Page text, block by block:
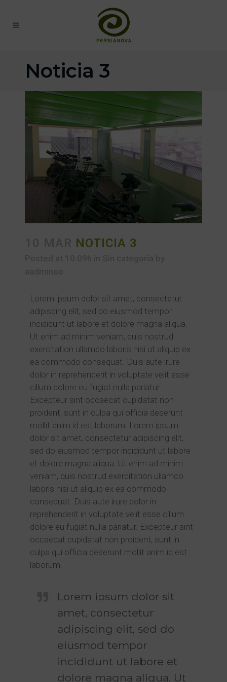
Noticia 3
NOTICIA 3
Lorem ipsum dolor sit amet, consectetur
adipiscing elit, sed do eiusmod tempor
incididunt ut labore et dolore magna aliqua.
Ut enim ad minim veniam, quis nostrud
exercitation ullamco laboris nisi ut aliquip ex
ea commodo consequat. Duis aute irure
dolor in reprehenderit in voluptate velit esse
cillum dolore eu fugiat nulla pariatur.
Excepteur sint occaecat cupidatat non
proident, sunt in culpa qui officia deserunt
mollit anim id est laborum. Lorem ipsum
dolor sit amet, consectetur adipiscing elit,
sed do eiusmod tempor incididunt ut labore
et dolore magna aliqua. Ut enim ad minim
veniam, quis nostrud exercitation ullamco
laboris nisi ut aliquip ex ea commodo
consequat. Duis aute irure dolor in
reprehenderit in voluptate velit esse cillum
dolore eu fugiat nulla pariatur. Excepteur sint
occaecat cupidatat non proident, sunt in
culpa qui officia deserunt mollit anim id est
laborum.
Lorem ipsum dolor sit
amet, consectetur
adipiscing elit, sed do
eiusmod tempor
incididunt ut labore et
dolore magna aliqua. Ut